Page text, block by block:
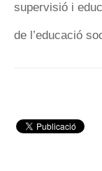
supervisió i
de l’educació